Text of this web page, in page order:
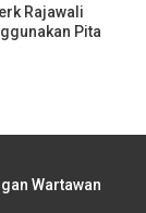
Rajawali
Pita
Wartawan